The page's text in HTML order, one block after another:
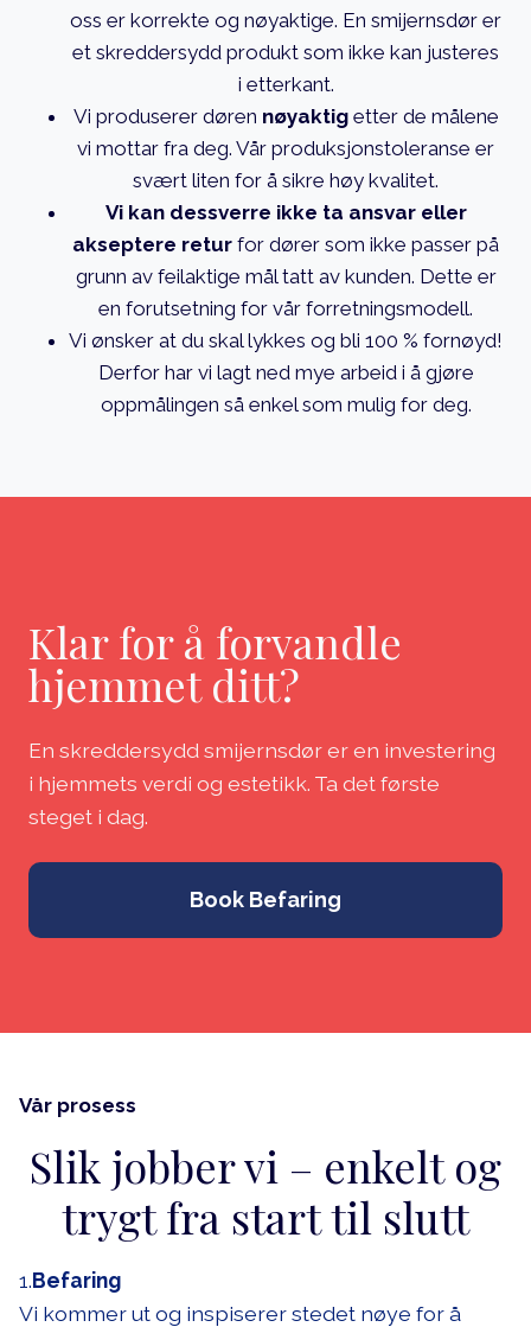
oss er korrekte og nøyaktige. En smijernsdør er
et skreddersydd produkt som ikke kan justeres
i etterkant.
Vi produserer døren nøyaktigetter de målene
vi mottar fra deg. Vår produksjonstoleranse er
svært liten for å sikre høy kvalitet.
Vi kan dessverre ikke ta ansvar eller
akseptere retur for dører som ikke passer på
grunn av feilaktige mål tatt av kunden. Dette er
en forutsetning for vår forretningsmodell.
Vi ønsker at du skal lykkes og bli 100 % fornøyd!
Derfor har vi lagt ned mye arbeid i å gjøre
oppmålingen så enkel som mulig for deg.
Klar for å forvandle
hjemmet ditt?
En skreddersydd smijernsdør er en investering
i hjemmets verdi og estetikk. Ta det første
steget i dag.
Book Befaring
Vår prosess
Slik jobber vi – enkelt og
trygt fra start til slutt
1.Befaring
Vi kommer ut og inspiserer stedet nøye for å